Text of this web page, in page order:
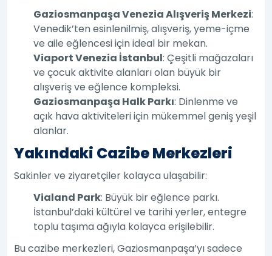
Gaziosmanpaşa Venezia Alışveriş Merkezi:
Venedik’ten esinlenilmiş, alışveriş, yeme-içme
ve aile eğlencesi için ideal bir mekan.
Viaport Venezia İstanbul: Çeşitli mağazaları
ve çocuk aktivite alanları olan büyük bir
alışveriş ve eğlence kompleksi.
Gaziosmanpaşa Halk Parkı: Dinlenme ve
açık hava aktiviteleri için mükemmel geniş yeşil
alanlar.
Yakındaki Cazibe Merkezleri
Sakinler ve ziyaretçiler kolayca ulaşabilir:
Vialand Park: Büyük bir eğlence parkı.
İstanbul’daki kültürel ve tarihi yerler, entegre
toplu taşıma ağıyla kolayca erişilebilir.
Bu cazibe merkezleri, Gaziosmanpaşa’yı sadece